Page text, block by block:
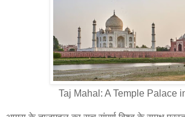
Taj Mahal: A Temple Palace